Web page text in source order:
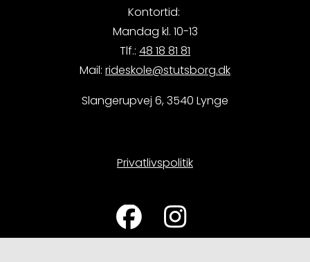
Kontortid:
Mandag kl. 10-13
Tlf.: 48 18 81 81
Mail: rideskole@stutsborg.dk
Slangerupvej 6, 3540 Lynge
Privatlivspolitik